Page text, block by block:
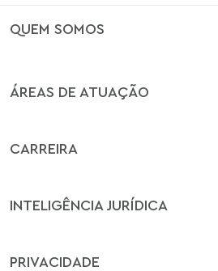
QUEM SOMOS
ÁREAS DE ATUAÇÃO
CARREIRA
INTELIGÊNCIA JURÍDICA
PRIVACIDADE